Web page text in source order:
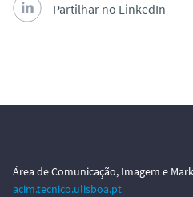
Partilhar no LinkedIn
Área de Comunicação, Imagem e
acim.tecnico.ulisboa.pt